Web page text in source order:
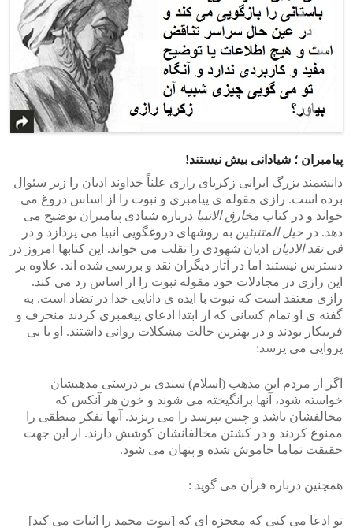
پیامبران ؛ شیادانی بیش نیستند!
دانشمند بزرگ ایرانی زکریای رازی علناً خداوند ادیان را زیر سئوال
برده است. رازی مقوله ی پیامبری و نبوت را از اساس دروغ می
خواند و در کتاب مخارق الانبیا درباره شیادی پیامبران توضیح می
دهد. در حیل المتنبئین به روشهای دروغگویی انبیا می پردازد و در
فی نقد الادیان ادیان شهودی را تقلب می خواند. این کتابها امروز در
دسترس نیستند اما در آثار دیگران نقد و بررسی شده اند. علاوه بر
این رازی در مجادلات خود مقوله نبوت را از اساس رد می کند.
رازی معتقد است که نبوت با ایده ی دانایی خدا در تضاد است. به
گفته ی او تمام کسانی که از ابتدا ادعای پیغمبری کردند منحرف و
فریبکار بودند و در بهترین حالت مشکلات روانی داشتند. او با بی
پروایی می پرسد:
اگر از مردم این مذهب (اسلام) سندی بر درستی مذهبشان
خواسته شود، آنها برانگیخته می شوند و خون هر آنکس که
مخالفشان باشد و چنین بپرسد را می ریزند. آنها تفکر منطقی را
ممنوع کردند و در کشتن مخالفانشان کوشش دارند. از این جهت
حقیقت تماما خاموش شده و پنهان می شود.
همچنین درباره قرآن می گوید :
تو ادعا می کنی که معجزه ای که [نبوت محمد را اثبات می کند]
<